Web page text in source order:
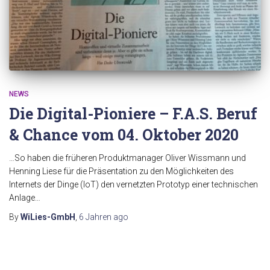
NEWS
Die Digital-Pioniere – F.A.S. Beruf
& Chance vom 04. Oktober 2020
…So haben die früheren Produktmanager Oliver Wissmann und
Henning Liese für die Präsentation zu den Möglichkeiten des
Internets der Dinge (IoT) den vernetzten Prototyp einer technischen
Anlage…
ByWiLies-GmbH 6 Jahren ago